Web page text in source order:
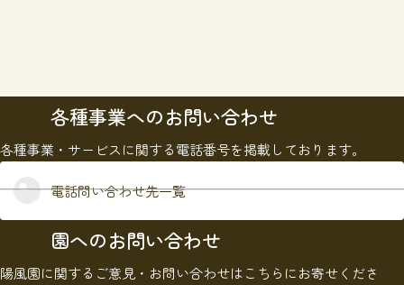
各種事業へのお問い合わせ
各種事業・サービスに関する電話番号を掲載しております。
電話問い合わせ先一覧
園へのお問い合わせ
陽風園に関するご意見・お問い合わせはこちらにお寄せくださ